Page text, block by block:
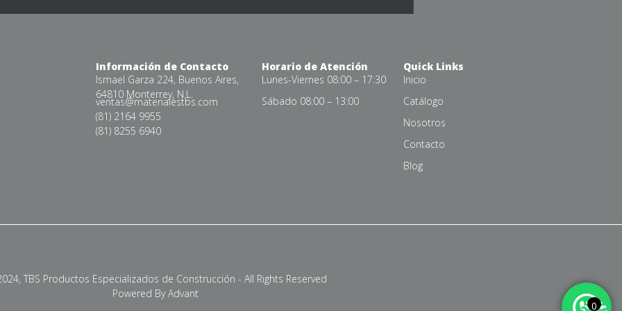
Información de Contacto
Ismael Garza 224, Buenos Aires,
64810 Monterrey, N.L.
ventas@materialestbs.com
(81) 2164 9955
(81) 8255 6940
Horario de Atención
Lunes-Viernes 08:00 – 17:30
Sábado 08:00 – 13:00
Quick Links
Inicio
Catálogo
Nosotros
Contacto
Blog
TBS Productos Especializados de Construcción - All Rights Reserved
Powered By Advant
0